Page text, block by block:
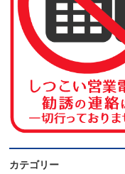
カテゴリー